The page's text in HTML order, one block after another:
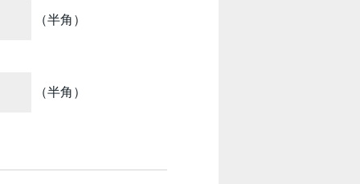
（半角）
（半角）